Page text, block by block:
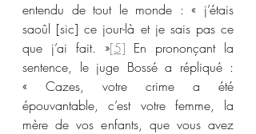
entendu de tout le monde : « j’étais
saoûl [sic] ce jour-là et je sais pas ce
que j’ai fait. »[5] En prononçant la
sentence, le juge Bossé a répliqué :
« Cazes, votre crime a été
épouvantable, c’est votre femme, la
mère de vos enfants, que vous avez